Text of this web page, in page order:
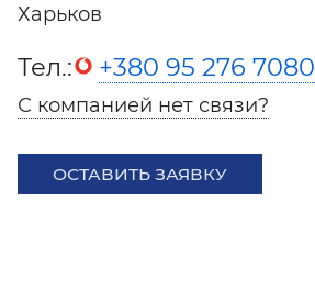
Харьков
Тел.: +380 95 276 7080
С компанией нет связи?
ОСТАВИТЬ ЗАЯВКУ